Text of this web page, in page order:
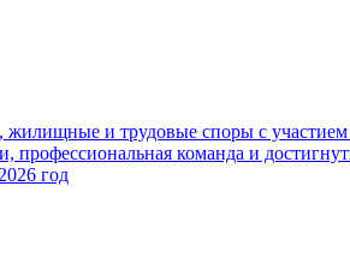
жилищные и трудовые споры с участием
команда и
год